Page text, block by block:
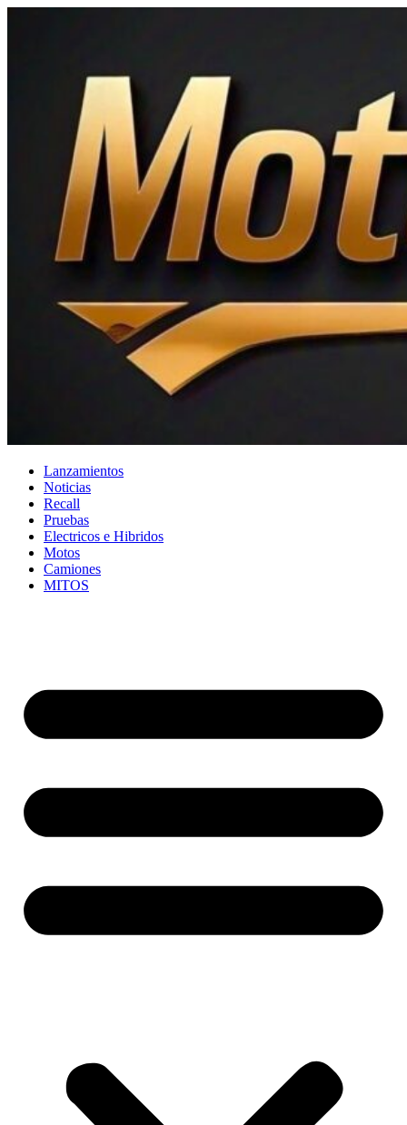
Lanzamientos
Noticias
Recall
Pruebas
Electricos e Hibridos
Motos
Camiones
MITOS